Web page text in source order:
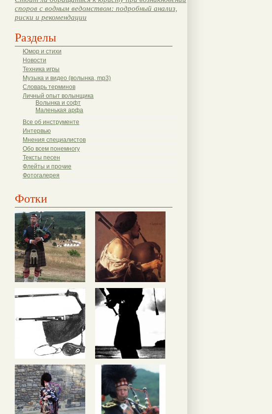
споров с водным ведомством: подробный анализ,
риски и рекомендации
Разделы
Юмор и стихи
Новости
Техника игры
Музыка и видео (волынка, mp3)
Словарь терминов
Личный опыт волынщика
Волынка и софт
Маленькая арфа
Все об инструменте
Интервью
Мнения специалистов
Обо всем понемногу
Тексты песен
Флейты и прочие
Фотогалерея
Фотки